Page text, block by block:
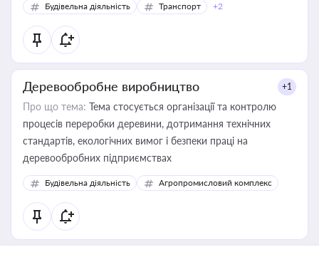
Будівельна діяльність
Транспорт +2
Деревообробне виробництво +1
Про що тема: Тема стосується організації та контролю
процесів переробки деревини, дотримання технічних
стандартів, екологічних вимог і безпеки праці на
деревообробних підприємствах
Будівельна діяльність Агропромисловий комплекс